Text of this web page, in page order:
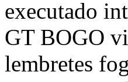
executado
GT BOGO
lembretes